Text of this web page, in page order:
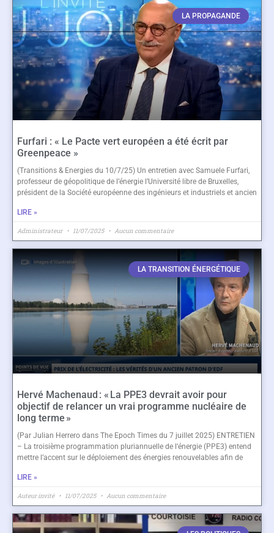
LA PROPAGANDE
Furfari : « Le Pacte vert européen a été écrit par
Greenpeace »
(Transitions & Energies du 10/7/25) Un entretien avec Samuele Furfari,
professeur de géopolitique de l’énergie l’Université libre de Bruxelles,
président de la Société européenne des ingénieurs et industriels et ancien
LIRE »
Administrateur 11/07/2025 Aucun commentaire
LA TRANSITION ÉNERGÉTIQUE
Hervé Machenaud : « La PPE3 devrait avoir pour
objectif de relancer un vrai programme nucléaire de
long terme »
(Par Julian Herrero dans The Epoch Times du 7 juillet 2025) ENTRETIEN
– La troisième programmation pluriannuelle de l’énergie (PPE3) entend
mettre l’accent sur le déploiement des énergies renouvelables afin de
LIRE »
Auteur invité 11/07/2025 Aucun commentaire